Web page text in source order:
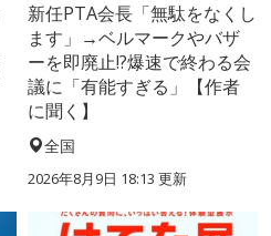
新任PTA会長「無駄をなくし
ます」→ベルマークやバザ
ーを即廃止!?爆速で終わる会
議に「有能すぎる」【作者
に聞く】
全国
2026年8月9日 18:13 更新